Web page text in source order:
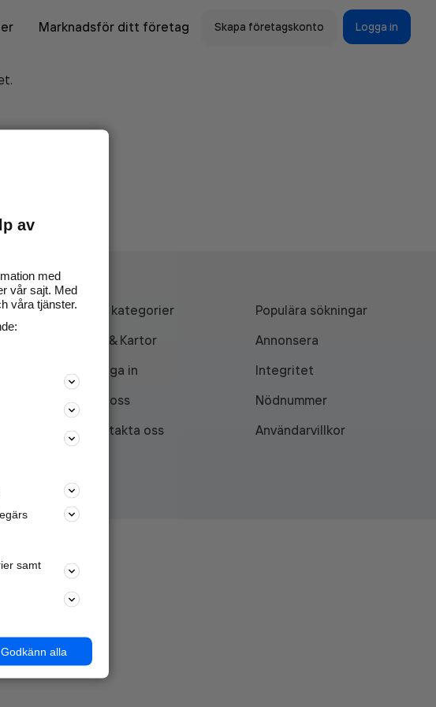
Marknadsför ditt företag Skapa företagskonto Logga in
på
Alla kategorier
Populära sökningar
API & Kartor
Annonsera
Logga in
Integritet
Om oss
Nödnummer
Kontakta oss
Användarvillkor
av
med
vår sajt. Med
våra tjänster.
samt
Godkänn alla